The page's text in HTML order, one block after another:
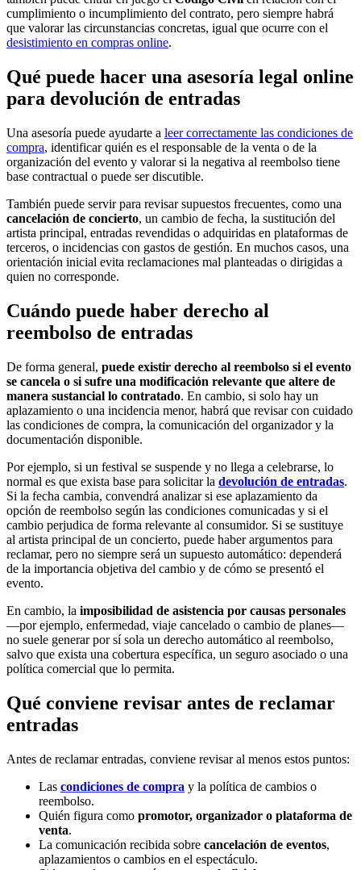
cumplimiento o incumplimiento del contrato, pero siempre habrá
que valorar las circunstancias concretas, igual que ocurre con el
desistimiento en compras online.
Qué puede hacer una asesoría legal online
para devolución de entradas
Una asesoría puede ayudarte a leer correctamente las condiciones de
compra, identificar quién es el responsable de la venta o de la
organización del evento y valorar si la negativa al reembolso tiene
base contractual o puede ser discutible.
También puede servir para revisar supuestos frecuentes, como una
cancelación de concierto, un cambio de fecha, la sustitución del
artista principal, entradas revendidas o adquiridas en plataformas de
terceros, o incidencias con gastos de gestión. En muchos casos, una
orientación inicial evita reclamaciones mal planteadas o dirigidas a
quien no corresponde.
Cuándo puede haber derecho al
reembolso de entradas
De forma general, puede existir derecho al reembolso si el evento
se cancela o si sufre una modificación relevante que altere de
manera sustancial lo contratado. En cambio, si solo hay un
aplazamiento o una incidencia menor, habrá que revisar con cuidado
las condiciones de compra, la comunicación del organizador y la
documentación disponible.
Por ejemplo, si un festival se suspende y no llega a celebrarse, lo
normal es que exista base para solicitar la devolución de entradas.
Si la fecha cambia, convendrá analizar si ese aplazamiento da
opción de reembolso según las condiciones comunicadas y si el
cambio perjudica de forma relevante al consumidor. Si se sustituye
al artista principal de un concierto, puede haber argumentos para
reclamar, pero no siempre será un supuesto automático: dependerá
de la importancia objetiva del cambio y de cómo se presentó el
evento.
En cambio, la imposibilidad de asistencia por causas personales
—por ejemplo, enfermedad, viaje cancelado o cambio de planes—
no suele generar por sí sola un derecho automático al reembolso,
salvo que exista una cobertura específica, un seguro asociado o una
política comercial que lo permita.
Qué conviene revisar antes de reclamar
entradas
Antes de reclamar entradas, conviene revisar al menos estos puntos:
Las condiciones de compra y la política de cambios o
reembolso.
Quién figura como promotor, organizador o plataforma de
venta.
La comunicación recibida sobre cancelación de eventos,
aplazamientos o cambios en el espectáculo.